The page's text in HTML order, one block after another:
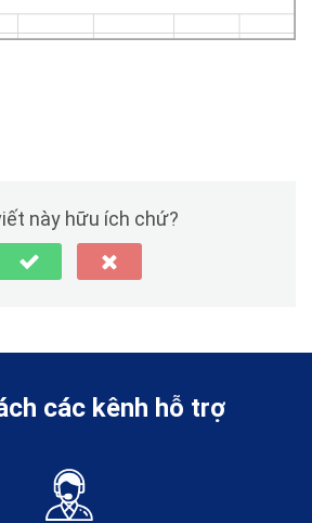
này hữu ích chứ?
các kênh hỗ trợ